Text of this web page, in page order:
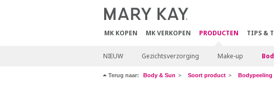
MK KOPEN MK VERKOPEN PRODUCTEN TIPS &
NIEUW Gezichtsverzorging Make-up
Terug naar: Body & Sun Soort product Bodypeeling